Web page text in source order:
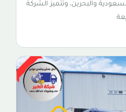
والبحرين، وتتميز الشركة